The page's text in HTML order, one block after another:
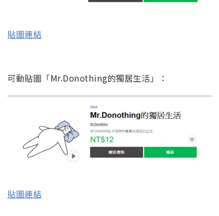
貼圖連結
可動貼圖「Mr.Donothing的獨居生活」：
貼圖連結